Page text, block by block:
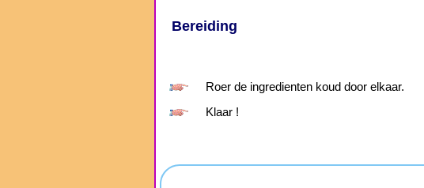
Bereiding
Roer de ingredienten koud door elkaar.
Klaar !